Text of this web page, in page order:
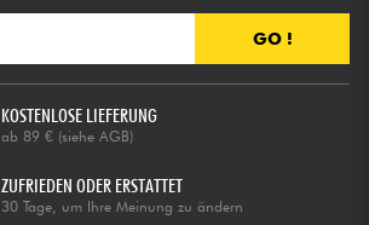
GO !
KOSTENLOSE LIEFERUNG
ab 89 € (siehe AGB)
ZUFRIEDEN ODER ERSTATTET
30 Tage, um Ihre Meinung zu ändern